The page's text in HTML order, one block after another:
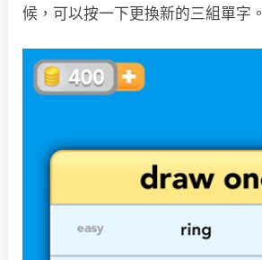
候，可以按一下更換新的三組單字。